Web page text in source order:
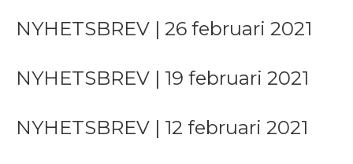
NYHETSBREV | 26 februari 2021
NYHETSBREV | 19 februari 2021
NYHETSBREV | 12 februari 2021